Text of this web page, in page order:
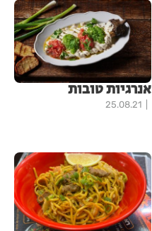
אנרגיות טובות
25.08.21